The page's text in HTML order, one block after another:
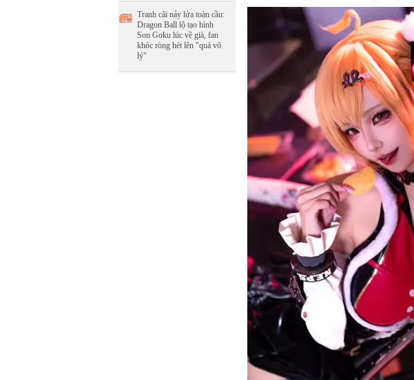
Tranh cãi nảy lửa toàn cầu:
Dragon Ball lộ tạo hình
Son Goku lúc về già, fan
khóc ròng hét lên "quá vô
lý"